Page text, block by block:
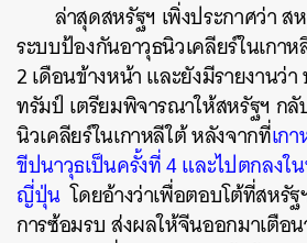
ล่าสุดสหรัฐฯ เพิ่งประกาศว่า ส
ระบบป้องกันอาวุธนิวเคลียร์ในเกาห
2 เดือนข้างหน้า และยังมีรายงานว่
ทรัมป์ เตรียมพิจารณาให้สหรัฐฯ ก
นิวเคลียร์ในเกาหลีใต้ หลังจากที่เก
ขีปนาวุธเป็นครั้งที่ 4 และไปตกลงใ
ญี่ปุ่นโดยอ้างว่าเพื่อตอบโต้ที่สหรั
การซ้อมรบ ส่งผลให้จีนออกมาเตือ
ค้นหา
SHARE TWEET LINE